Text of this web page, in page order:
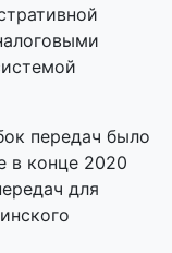
передач было
в конце 2020
для